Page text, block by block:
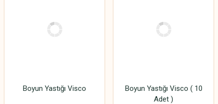
Boyun Yastığı Visco
Boyun Yastığı Visco ( 10
Adet )